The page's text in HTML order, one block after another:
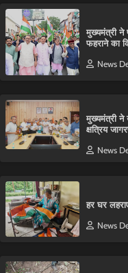
मुख्यमंत्री ने
फहराने का
News
मुख्यमंत्री ने
क्षत्रिय
News
हर घर
News